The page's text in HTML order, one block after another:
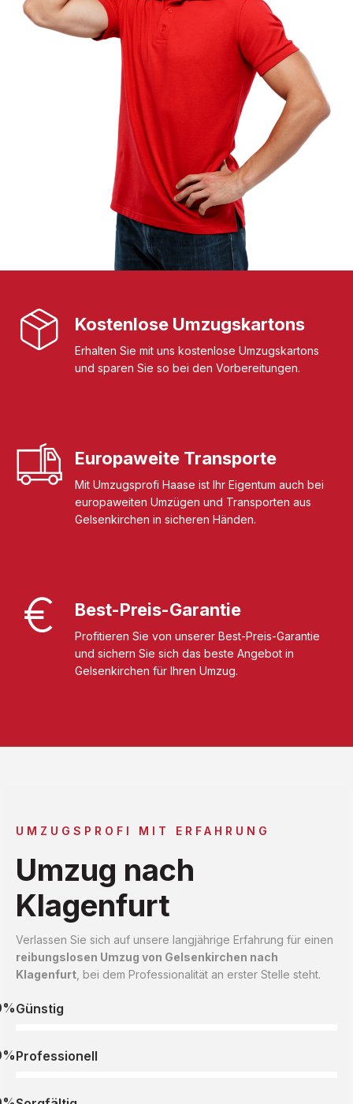
Kostenlose Umzugskartons
Erhalten Sie mit uns kostenlose Umzugskartons
und sparen Sie so bei den Vorbereitungen.
Europaweite Transporte
Mit Umzugsprofi Haase ist Ihr Eigentum auch bei
europaweiten Umzügen und Transporten aus
Gelsenkirchen in sicheren Händen.
Best-Preis-Garantie
Profitieren Sie von unserer Best-Preis-Garantie
und sichern Sie sich das beste Angebot in
Gelsenkirchen für Ihren Umzug.
UMZUGSPROFI MIT ERFAHRUNG
Umzug nach
Klagenfurt
Verlassen Sie sich auf unsere langjährige Erfahrung für einen
reibungslosen Umzug von Gelsenkirchen nach
Klagenfurt , bei dem Professionalität an erster Stelle steht.
Günstig
Professionell